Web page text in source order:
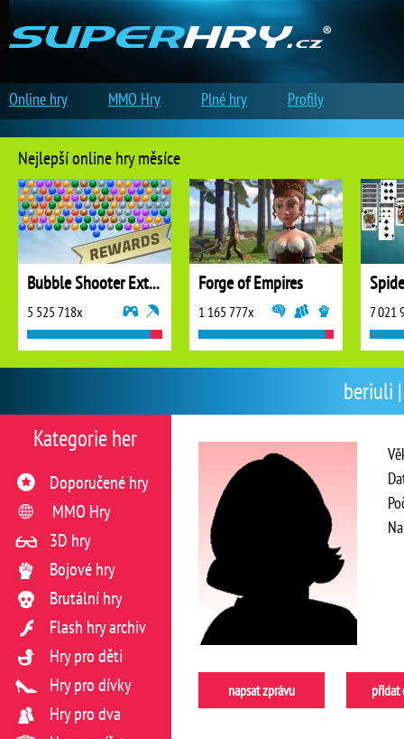
beriuli
napsat zprávu přidat
Kategorie her
Doporučené hry
MMO Hry
3D hry
Bojové hry
Brutální hry
Flash hry archiv
Hry pro děti
Hry pro dívky
Hry pro dva
Nejlepší online hry měsíce
Bubble Shooter Extreme
5 525 718x
Forge of Empires
1 165 777x 7 021
Online hry MMO Hry Plné hry Profily